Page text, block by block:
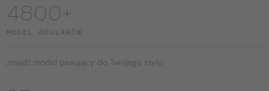
4800+
MODEL OKULARÓW
znajdź model pasujący do Twojego stylu